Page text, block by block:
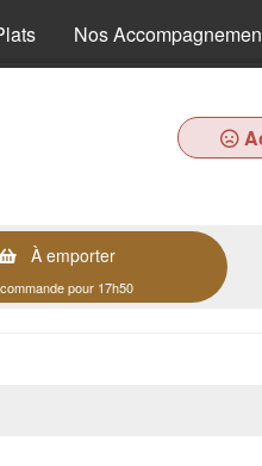
Nos
À emporter
pour 17h50